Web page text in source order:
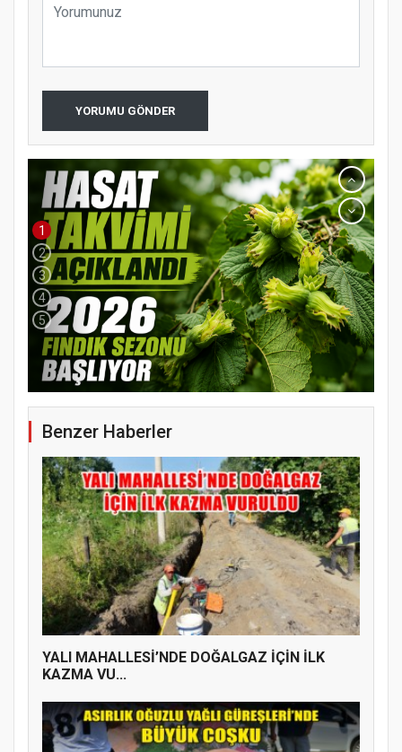
YORUMU GÖNDER
YENİ PARTİ TERME İLÇE BAŞKANLIĞINDA
ÜYE KATILIM PROGRAMI
1
2
3
4
5
Benzer Haberler
YALI MAHALLESİ’NDE DOĞALGAZ İÇİN İLK
KAZMA VU...